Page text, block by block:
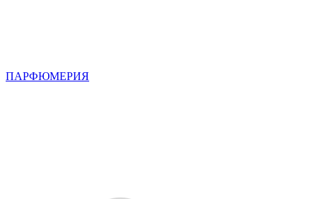
ПАРФЮМЕРИЯ